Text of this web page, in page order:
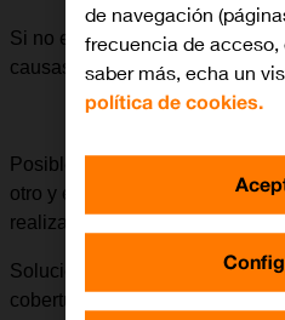
Si no es posible realizar
causas posibles al problema.
Posible causa 1 de 8:
La
otro y en ciertos lugares es tan
realizar llamadas.
Solución:
Intentar llamar más
cobertura de red. Ver nuestro
de navegación
frecuencia de acceso,
saber más, echa un
política de cookies.